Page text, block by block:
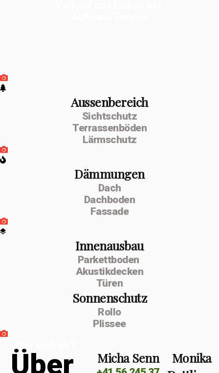
Aussenbereich
Sichtschutz
Terrassenböden
Lärmschutz
Dämmungen
Dach
Dachboden
Fassade
Innenausbau
Parkettboden
Akustikdecken
Türen
Sonnenschutz
Rollo
Plissee
Über Micha Senn
Monika